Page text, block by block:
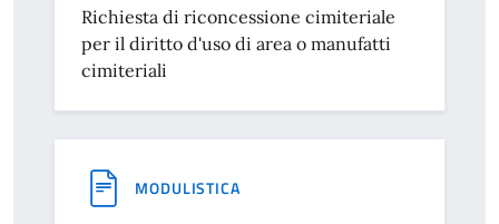
Richiesta di riconcessione cimiteriale
per il diritto d'uso di area o manufatti
cimiteriali
MODULISTICA